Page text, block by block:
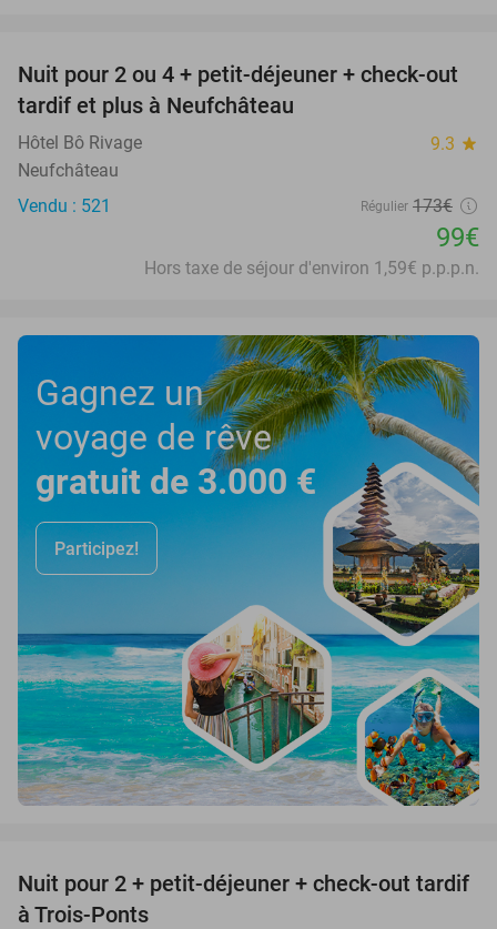
43%
Nuit pour 2 ou 4 + petit-déjeuner + check-out
tardif et plus à Neufchâteau
Hôtel Bô Rivage 9.3 star
Neufchâteau
Vendu : 521
Régulier 173€
99€
Hors taxe de séjour d'environ 1,59€ p.p.p.n.
Gagnez un
voyage de rêve
gratuit de 3.000 €
Participez!
43%
Nuit pour 2 + petit-déjeuner + check-out tardif
à Trois-Ponts